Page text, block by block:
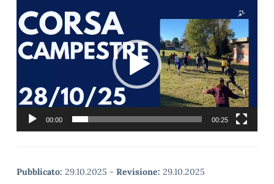
Player
00:00 00:25
Pubblicato: 29.10.2025 - Revisione: 29.10.2025